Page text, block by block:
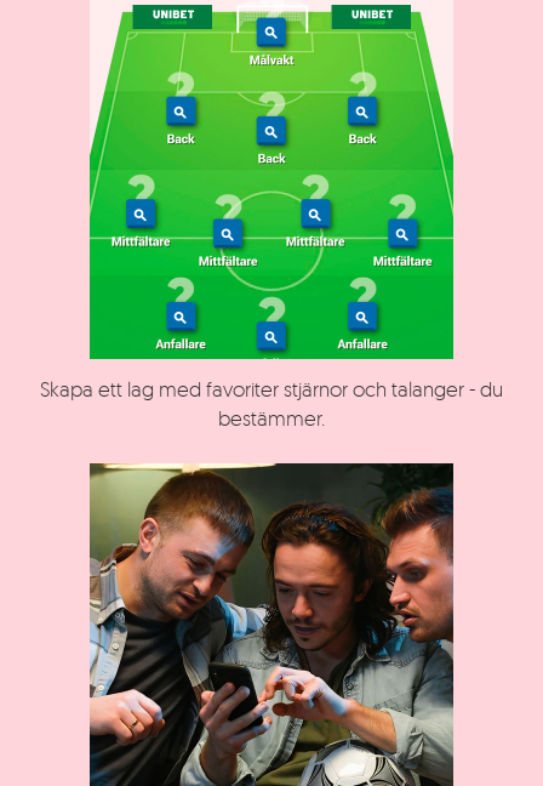
Skapa ett lag med favoriter stjärnor och talanger - du
bestämmer.